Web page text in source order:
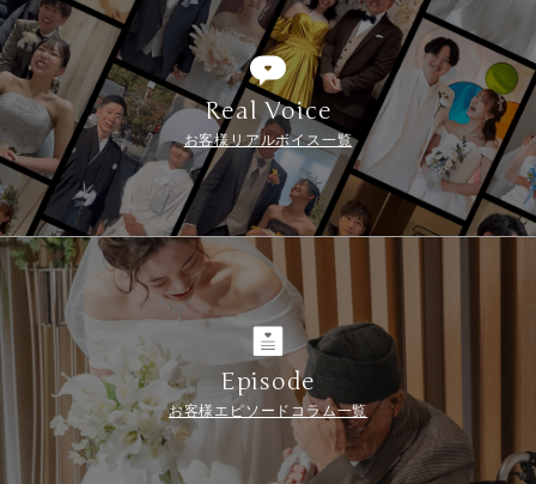
Real Voice
お客様リアルボイス一覧
Episode
お客様エピソードコラム一覧